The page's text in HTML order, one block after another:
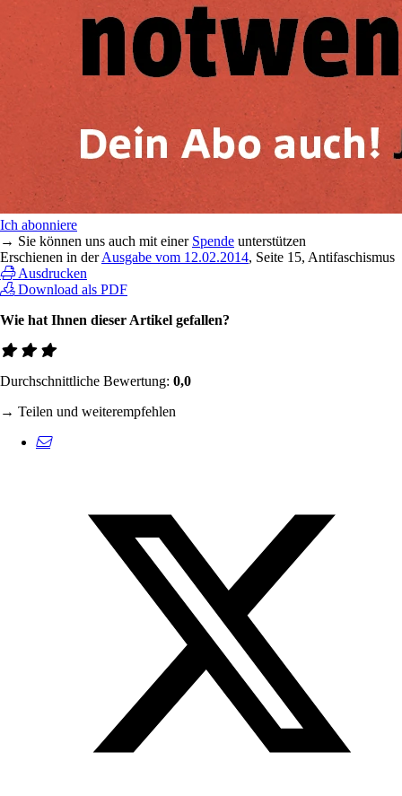
Ich abonniere
→ Sie können uns auch mit einer Spende unterstützen
Erschienen in derAusgabe vom 12.02.2014, Seite 15, Antifaschismus
Ausdrucken
Download als PDF
Wie hat Ihnen dieser Artikel gefallen?
Durchschnittliche Bewertung: 0,0
→ Teilen und weiterempfehlen